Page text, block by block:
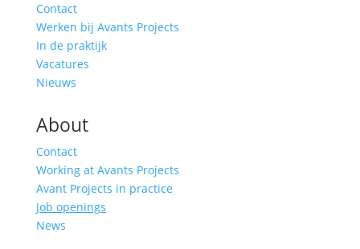
Contact
Werken bij Avants Projects
In de praktijk
Vacatures
Nieuws
About
Contact
Working at Avants Projects
Avant Projects in practice
Job openings
News